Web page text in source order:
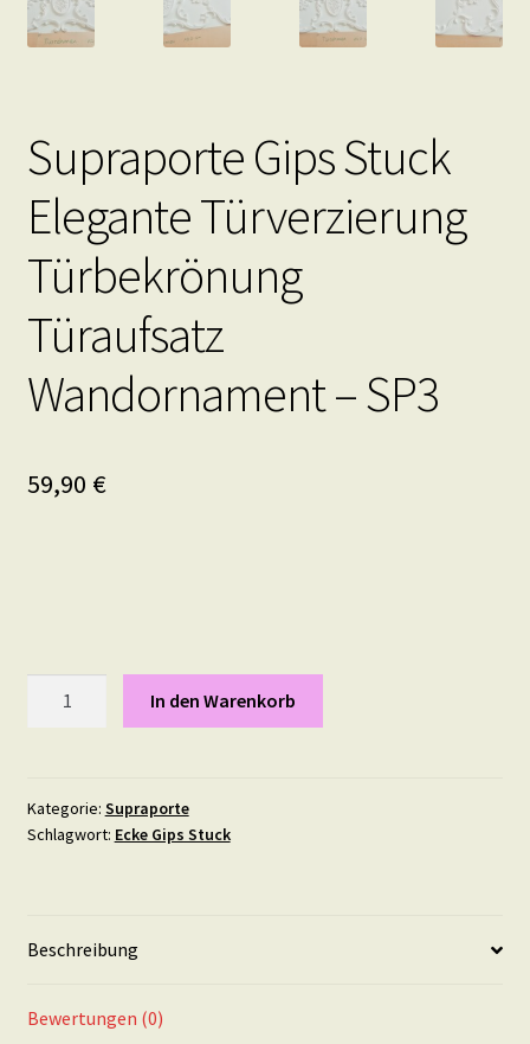
Supraporte Gips Stuck
Elegante Türverzierung
Türbekrönung
Türaufsatz
Wandornament – SP3
59,90 €
Türverzierung
Türbekrönung
SP3
In den Warenkorb
Kategorie: Supraporte
Schlagwort: Ecke Gips Stuck
Beschreibung
Bewertungen (0)